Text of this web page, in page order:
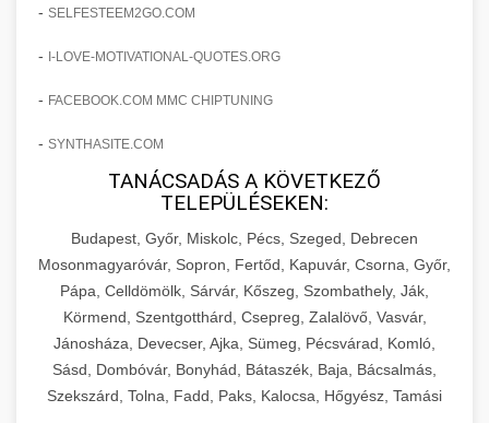
amelyek valós eredményeket hoznak.
szonyegtisztito.net
marketing stratégiai tervrajz
útjáról, bemutatva az utat a küzdő praxistól a
virágzó vállalkozásig 150%-os növekedéssel.
klinika átalakulási történet
Érdeklődés 150%-os Fokozása
Technikák és módszerek a páciensek
érdeklődésének és elkötelezettségének drámai
növeléséhez. Egy 150%-os fellendülési
esettanulmány gyakorlati betekintésekkel.
weboldal-keszites.co
elkötelezettség erősítési módszerek
🎮 19. AI Google Ads és Meta
Kampány Kezelés
Fejlett AI-alapú Google Ads és Meta hirdetési
kampánykezelés. Optimalizálja hirdetési
költségvetését gépi tanulással és
automatizálással.
aikampany.hu AI hirdetési automatizálás
🍞 20. Ipari Dagasztógép +
Professzionális ipari dagasztógépek és
tésztakeverő gépek pékségek és kereskedelmi
konyhák számára. Masszív konstrukció
🔪 21. Ipari Szeletelőgép +
- SELFESTEEM2GO.COM
- I-LOVE-MOTIVATIONAL-QUOTES.ORG
- FACEBOOK.COM MMC CHIPTUNING
- SYNTHASITE.COM
TANÁCSADÁS A KÖVETKEZŐ
TELEPÜLÉSEKEN:
Budapest, Győr, Miskolc, Pécs, Szeged, Debrecen
Mosonmagyaróvár, Sopron, Fertőd, Kapuvár, Csorna, Győr,
Pápa, Celldömölk, Sárvár, Kőszeg, Szombathely, Ják,
Körmend, Szentgotthárd, Csepreg, Zalalövő, Vasvár,
Jánosháza, Devecser, Ajka, Sümeg, Pécsvárad, Komló,
Sásd, Dombóvár, Bonyhád, Bátaszék, Baja, Bácsalmás,
Szekszárd, Tolna, Fadd, Paks, Kalocsa, Hőgyész, Tamási